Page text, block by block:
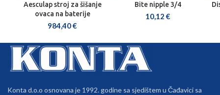
Aesculap stroj za šišanje
ovaca na baterije
984,40€
Bite nipple 3/4
10,12 €
Konta d.o.o osnovana je 1992. godine sa sjedištem u Čađavici sa